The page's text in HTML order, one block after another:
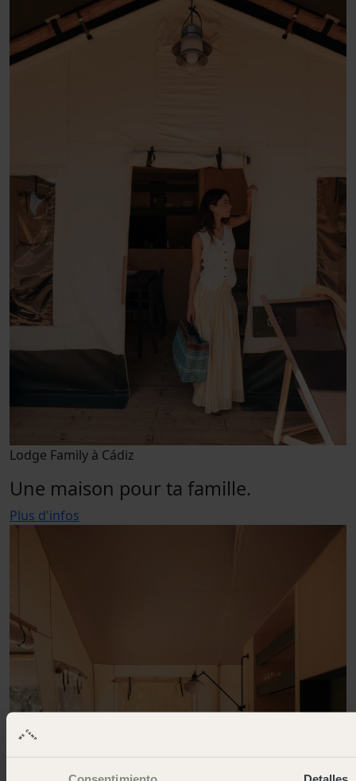
Consentimiento Detalles
Lodge Family à Cádiz
Une maison pour ta famille.
Plus d'infos